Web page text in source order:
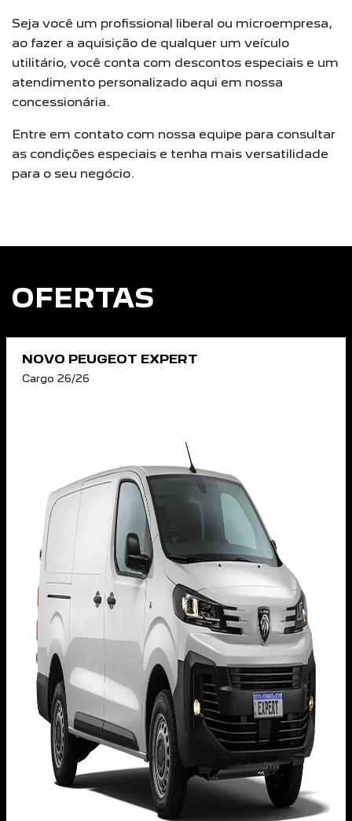
Seja você um profissional liberal ou microempresa,
ao fazer a aquisição de qualquer um veículo
utilitário, você conta com descontos especiais e um
atendimento personalizado aqui em nossa
concessionária.
Entre em contato com nossa equipe para consultar
as condições especiais e tenha mais versatilidade
para o seu negócio.
OFERTAS
NOVO PEUGEOT EXPERT
Cargo 26/26